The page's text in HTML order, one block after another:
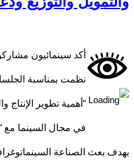
أكد سينمائيون
نظمت بمناسبة
“أهمية تطوير الإنتاج
في مجال السينما مع
بهدف بعث الصناعة